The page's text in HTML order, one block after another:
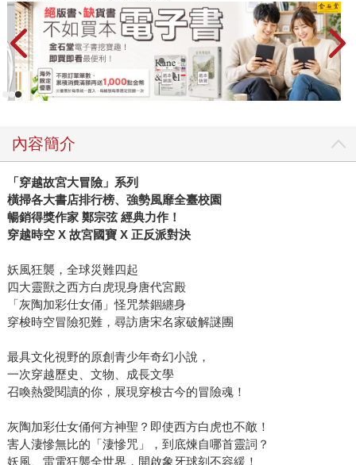
內容簡介
「穿越故宮大冒險」系列
橫掃各大書店排行榜、強勢風靡全臺校園
暢銷得獎作家 鄭宗弦 經典力作！
穿越時空 X 故宮國寶 X 正反派對決
妖風狂襲，全球災難四起
四大靈獸之西方白虎現身唐代宮殿
「灰陶加彩仕女俑」怪咒禁錮纏身
穿梭時空冒險犯難，尋訪唐宋名家破解謎團
最具文化視野的原創青少年奇幻小說，
一次穿越歷史、文物、成長文學
召喚熱愛閱讀的你，展現穿梭古今的冒險魂！
灰陶加彩仕女俑何方神聖？即使西方白虎也不敵！
害人淒慘無比的「淒慘咒」，到底煉自哪首靈詞？
妖風、雷電狂襲全世界，開啟象牙球刻不容緩！